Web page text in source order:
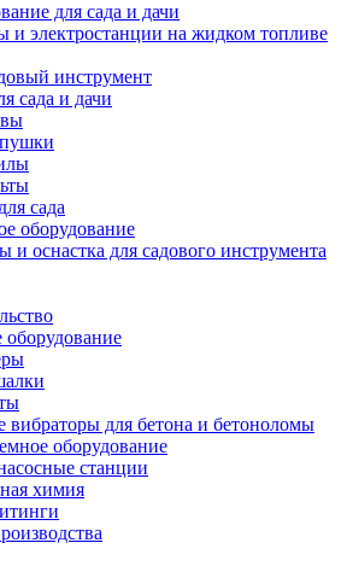
для сада и дачи
и электростанции на жидком топливе
инструмент
сада и дачи
сада
оборудование
и оснастка для садового инструмента
оборудование
вибраторы для бетона и бетоноломы
оборудование
станции
химия